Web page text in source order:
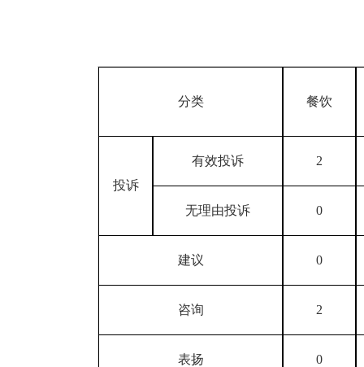
分类 餐饮
投诉
有效投诉 2
无理由投诉 0
建议 0
咨询 2
表扬 0